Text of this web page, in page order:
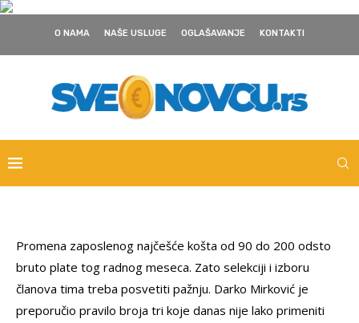
O NAMA NAŠE USLUGE OGLAŠAVANJE KONTAKTI
Promena zaposlenog najčešće košta od 90 do 200 odsto
bruto plate tog radnog meseca. Zato selekciji i izboru
članova tima treba posvetiti pažnju. Darko Mirković je
preporučio pravilo broja tri koje danas nije lako primeniti